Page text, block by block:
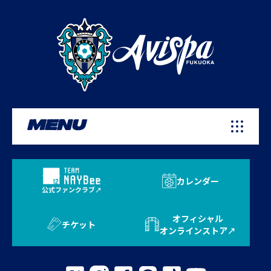
MENU
公式ファンクラブ
カレンダー
チケット
オフィシャル
オンラインストア